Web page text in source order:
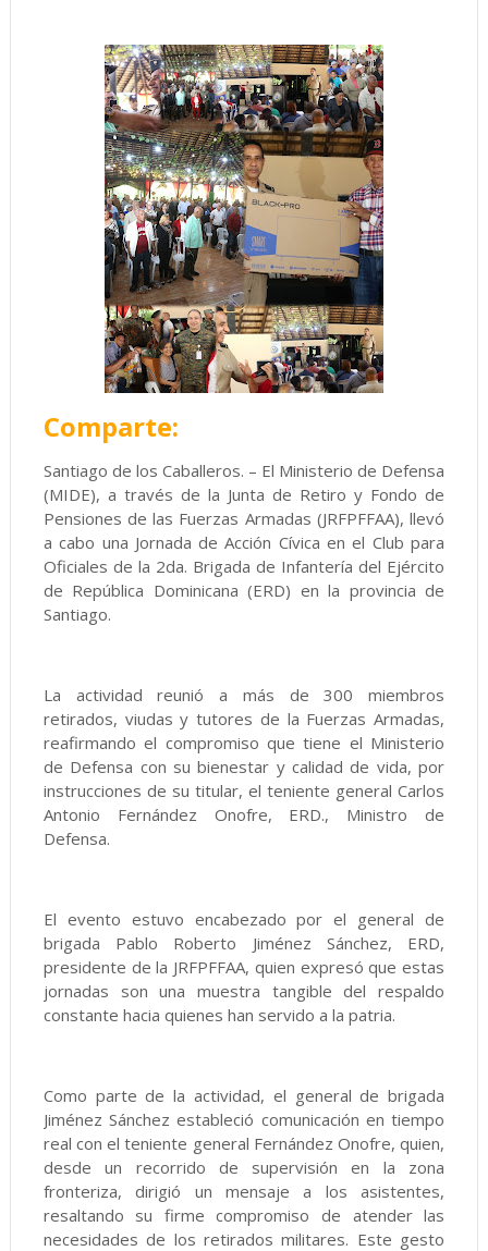
Comparte:
Santiago de los Caballeros. – El Ministerio de Defensa
(MIDE), a través de la Junta de Retiro y Fondo de
Pensiones de las Fuerzas Armadas (JRFPFFAA), llevó
a cabo una Jornada de Acción Cívica en el Club para
Oficiales de la 2da. Brigada de Infantería del Ejército
de República Dominicana (ERD) en la provincia de
Santiago.
La actividad reunió a más de 300 miembros
retirados, viudas y tutores de la Fuerzas Armadas,
reafirmando el compromiso que tiene el Ministerio
de Defensa con su bienestar y calidad de vida, por
instrucciones de su titular, el teniente general Carlos
Antonio Fernández Onofre, ERD., Ministro de
Defensa.
El evento estuvo encabezado por el general de
brigada Pablo Roberto Jiménez Sánchez, ERD,
presidente de la JRFPFFAA, quien expresó que estas
jornadas son una muestra tangible del respaldo
constante hacia quienes han servido a la patria.
Como parte de la actividad, el general de brigada
Jiménez Sánchez estableció comunicación en tiempo
real con el teniente general Fernández Onofre, quien,
desde un recorrido de supervisión en la zona
fronteriza, dirigió un mensaje a los asistentes,
resaltando su firme compromiso de atender las
necesidades de los retirados militares. Este gesto